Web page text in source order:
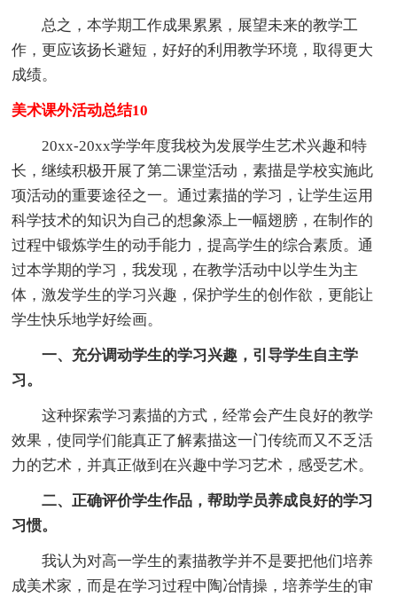
总之，本学期工作成果累累，展望未来的教学工
作，更应该扬长避短，好好的利用教学环境，取得更大
成绩。
美术课外活动总结10
20xx-20xx学学年度我校为发展学生艺术兴趣和特
长，继续积极开展了第二课堂活动，素描是学校实施此
项活动的重要途径之一。通过素描的学习，让学生运用
科学技术的知识为自己的想象添上一幅翅膀，在制作的
过程中锻炼学生的动手能力，提高学生的综合素质。通
过本学期的学习，我发现，在教学活动中以学生为主
体，激发学生的学习兴趣，保护学生的创作欲，更能让
学生快乐地学好绘画。
一、充分调动学生的学习兴趣，引导学生自主学
习。
这种探索学习素描的方式，经常会产生良好的教学
效果，使同学们能真正了解素描这一门传统而又不乏活
力的艺术，并真正做到在兴趣中学习艺术，感受艺术。
二、正确评价学生作品，帮助学员养成良好的学习
习惯。
我认为对高一学生的素描教学并不是要把他们培养
成美术家，而是在学习过程中陶冶情操，培养学生的审